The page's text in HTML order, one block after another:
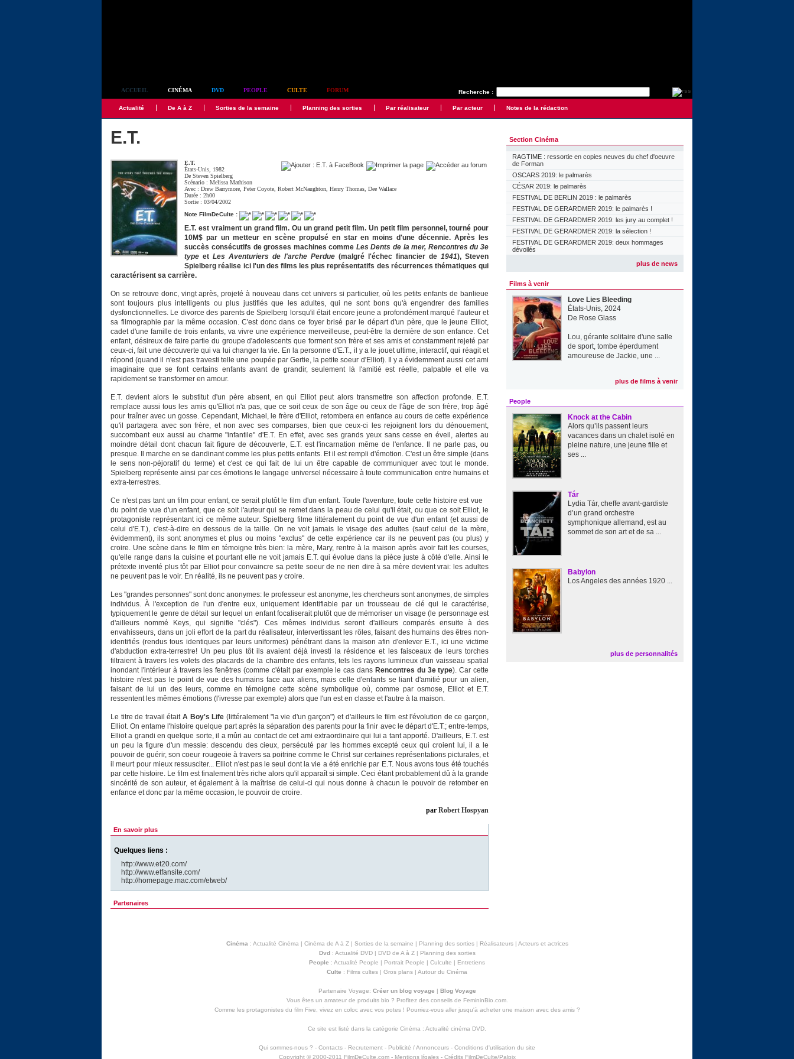
Recherche :
ACCUEIL CINÉMA DVD PEOPLE CULTE FORUM
Actualité De A à Z Sorties de la semaine Planning des sorties Par réalisateur Par acteur Notes de la rédaction
E.T.
E.T.
États-Unis, 1982
DeSteven Spielberg
Scénario :Melissa Mathison
Avec :Drew Barrymore ,Peter Coyote ,Robert McNaughton ,Henry Thomas ,Dee Wallace
Durée : 2h00
Sortie : 03/04/2002
Note FilmDeCulte :
E.T. est vraiment un grand film. Ou un grand petit film. Un petit film personnel, tourné pour
10M$ par un metteur en scène propulsé en star en moins d'une décennie. Après les
succès consécutifs de grosses machines comme Les Dents de la mer, Rencontres du 3e
type etLes Aventuriers de l'arche Perdue (malgré l'échec financier de1941), Steven
Spielberg réalise ici l'un des films les plus représentatifs des récurrences thématiques qui
caractérisent sa carrière.
On se retrouve donc, vingt après, projeté à nouveau dans cet univers si particulier, où les petits enfants de banlieue
sont toujours plus intelligents ou plus justifiés que les adultes, qui ne sont bons qu'à engendrer des familles
dysfonctionnelles. Le divorce des parents de Spielberg lorsqu'il était encore jeune a profondément marqué l'auteur et
sa filmographie par la même occasion. C'est donc dans ce foyer brisé par le départ d'un père, que le jeune Elliot,
cadet d'une famille de trois enfants, va vivre une expérience merveilleuse, peut-être la dernière de son enfance. Cet
enfant, désireux de faire partie du groupe d'adolescents que forment son frère et ses amis et constamment rejeté par
ceux-ci, fait une découverte qui va lui changer la vie. En la personne d'E.T., il y a le jouet ultime, interactif, qui réagit et
répond (quand il n'est pas travesti telle une poupée par Gertie, la petite soeur d'Elliot). Il y a évidemment aussi cet ami
imaginaire que se font certains enfants avant de grandir, seulement là l'amitié est réelle, palpable et elle va
rapidement se transformer en amour.
E.T. devient alors le substitut d'un père absent, en qui Elliot peut alors transmettre son affection profonde. E.T.
remplace aussi tous les amis qu'Elliot n'a pas, que ce soit ceux de son âge ou ceux de l'âge de son frère, trop âgé
pour traîner avec un gosse. Cependant, Michael, le frère d'Elliot, retombera en enfance au cours de cette expérience
qu'il partagera avec son frère, et non avec ses comparses, bien que ceux-ci les rejoignent lors du dénouement,
succombant eux aussi au charme "infantile" d'E.T. En effet, avec ses grands yeux sans cesse en éveil, alertes au
moindre détail dont chacun fait figure de découverte, E.T. est l'incarnation même de l'enfance. Il ne parle pas, ou
presque. Il marche en se dandinant comme les plus petits enfants. Et il est rempli d'émotion. C'est un être simple (dans
le sens non-péjoratif du terme) et c'est ce qui fait de lui un être capable de communiquer avec tout le monde.
Spielberg représente ainsi par ces émotions le langage universel nécessaire à toute communication entre humains et
extra-terrestres.
Ce n'est pas tant un film pour enfant, ce serait plutôt le film d'un enfant. Toute l'aventure, toute cette histoire est vue
du point de vue d'un enfant, que ce soit l'auteur qui se remet dans la peau de celui qu'il était, ou que ce soit Elliot, le
protagoniste représentant ici ce même auteur. Spielberg filme littéralement du point de vue d'un enfant (et aussi de
celui d'E.T.), c'est-à-dire en dessous de la taille. On ne voit jamais le visage des adultes (sauf celui de la mère,
évidemment), ils sont anonymes et plus ou moins "exclus" de cette expérience car ils ne peuvent pas (ou plus) y
croire. Une scène dans le film en témoigne très bien: la mère, Mary, rentre à la maison après avoir fait les courses,
qu'elle range dans la cuisine et pourtant elle ne voit jamais E.T. qui évolue dans la pièce juste à côté d'elle. Ainsi le
prétexte inventé plus tôt par Elliot pour convaincre sa petite soeur de ne rien dire à sa mère devient vrai: les adultes
ne peuvent pas le voir. En réalité, ils ne peuvent pas y croire.
Les "grandes personnes" sont donc anonymes: le professeur est anonyme, les chercheurs sont anonymes, de simples
individus. À l'exception de l'un d'entre eux, uniquement identifiable par un trousseau de clé qui le caractérise,
typiquement le genre de détail sur lequel un enfant focaliserait plutôt que de mémoriser un visage (le personnage est
d'ailleurs nommé Keys, qui signifie "clés"). Ces mêmes individus seront d'ailleurs comparés ensuite à des
envahisseurs, dans un joli effort de la part du réalisateur, intervertissant les rôles, faisant des humains des êtres non-
identifiés (rendus tous identiques par leurs uniformes) pénétrant dans la maison afin d'enlever E.T., ici une victime
d'abduction extra-terrestre! Un peu plus tôt ils avaient déjà investi la résidence et les faisceaux de leurs torches
filtraient à travers les volets des placards de la chambre des enfants, tels les rayons lumineux d'un vaisseau spatial
inondant l'intérieur à travers les fenêtres (comme c'était par exemple le cas dans Rencontres du 3e type). Car cette
histoire n'est pas le point de vue des humains face aux aliens, mais celle d'enfants se liant d'amitié pour un alien,
faisant de lui un des leurs, comme en témoigne cette scène symbolique où, comme par osmose, Elliot et E.T.
ressentent les mêmes émotions (l'ivresse par exemple) alors que l'un est en classe et l'autre à la maison.
Le titre de travail étaitA Boy's Life (littéralement "la vie d'un garçon") et d'ailleurs le film est l'évolution de ce garçon,
Elliot. On entame l'histoire quelque part après la séparation des parents pour la finir avec le départ d'E.T.; entre-temps,
Elliot a grandi en quelque sorte, il a mûri au contact de cet ami extraordinaire qui lui a tant apporté. D'ailleurs, E.T. est
un peu la figure d'un messie: descendu des cieux, persécuté par les hommes excepté ceux qui croient lui, il a le
pouvoir de guérir, son coeur rougeoie à travers sa poitrine comme le Christ sur certaines représentations picturales, et
il meurt pour mieux ressusciter... Elliot n'est pas le seul dont la vie a été enrichie par E.T. Nous avons tous été touchés
par cette histoire. Le film est finalement très riche alors qu'il apparaît si simple. Ceci étant probablement dû à la grande
sincérité de son auteur, et également à la maîtrise de celui-ci qui nous donne à chacun le pouvoir de retomber en
enfance et donc par la même occasion, le pouvoir de croire.
par Robert Hospyan
En savoir plus
Quelques liens :
http://www.et20.com/
http://www.etfansite.com/
http://homepage.mac.com/etweb/
Partenaires
Section Cinéma
RAGTIME : ressortie en copies neuves du chef d'oeuvre
de Forman
OSCARS 2019: le palmarès
CÉSAR 2019: le palmarès
FESTIVAL DE BERLIN 2019 : le palmarès
FESTIVAL DE GERARDMER 2019: le palmarès !
FESTIVAL DE GERARDMER 2019: les jury au complet !
FESTIVAL DE GERARDMER 2019: la sélection !
FESTIVAL DE GERARDMER 2019: deux hommages
dévoilés
plus de news
Films à venir
Love Lies Bleeding
États-Unis, 2024
De Rose Glass
Lou, gérante solitaire d'une salle
de sport, tombe éperdument
amoureuse de Jackie, une ...
plus de films à venir
People
Knock at the Cabin
Alors qu’ils passent leurs
vacances dans un chalet isolé en
pleine nature, une jeune fille et
ses ...
Tár
Lydia Tár, cheffe avant-gardiste
d’un grand orchestre
symphonique allemand, est au
sommet de son art et de sa ...
Babylon
Los Angeles des années 1920 ...
plus de personnalités
Cinéma : Actualité Cinéma | Cinéma de A à Z| Sorties de la semaine | Planning des sorties| Réalisateurs| Acteurs et actrices
Dvd: Actualité DVD| DVD de A à Z| Planning des sorties
People : Actualité People | Portrait People | Culculte | Entretiens
Culte : Films cultes | Gros plans | Autour du Cinéma
Partenaire Voyage: Créer un blog voyage | Blog Voyage
Vous êtes un amateur de produits bio ? Profitez des conseils de FemininBio.com.
Comme les protagonistes du film Five, vivez en coloc avec vos potes ! Pourriez-vous aller jusqu'à acheter une maison avec des amis?
Ce site est listé dans la catégorie Cinéma : Actualité cinéma DVD
Qui sommes-nous ? - Contacts - Recrutement - Publicité / Annonceurs - Conditions d'utilisation du site
Copyright © 2000-2011 FilmDeCulte.com - Mentions lŕgales- Crédits FilmDeCulte/Palpix